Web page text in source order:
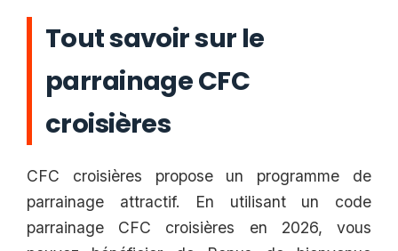
Tout savoir sur le
parrainage CFC
croisières
CFC croisières propose un programme de
parrainage attractif. En utilisant un code
parrainage CFC croisières en 2026, vous